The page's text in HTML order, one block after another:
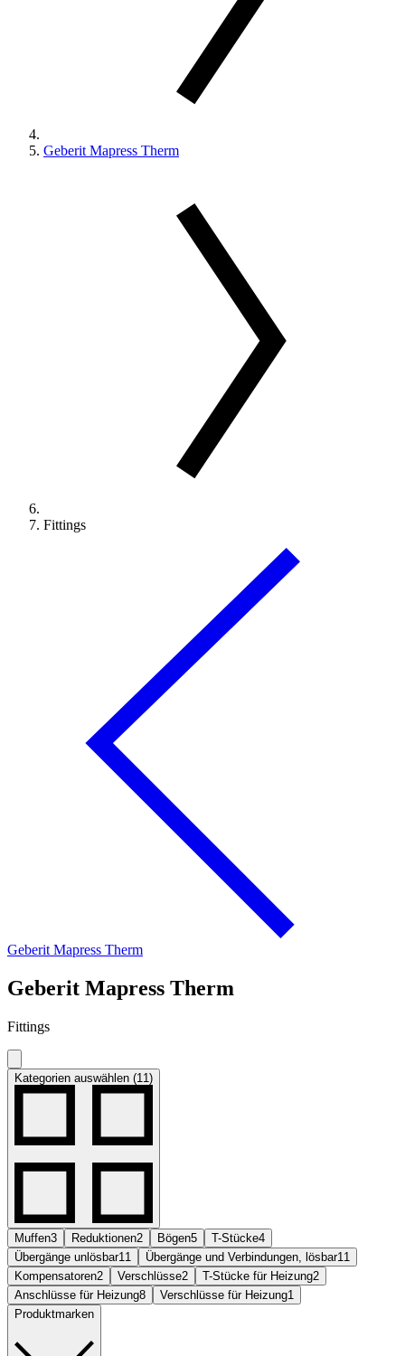
Geberit Mapress Therm
Fittings
Geberit Mapress Therm
Geberit Mapress Therm
Fittings
Kategorien auswählen (11)
Muffen3 Reduktionen2 Bögen5 T-Stücke4
Übergänge unlösbar11 Übergänge und Verbindungen, lösbar11
Kompensatoren2 Verschlüsse2 T-Stücke für Heizung2
Anschlüsse für Heizung8 Verschlüsse für Heizung1
Produktmarken